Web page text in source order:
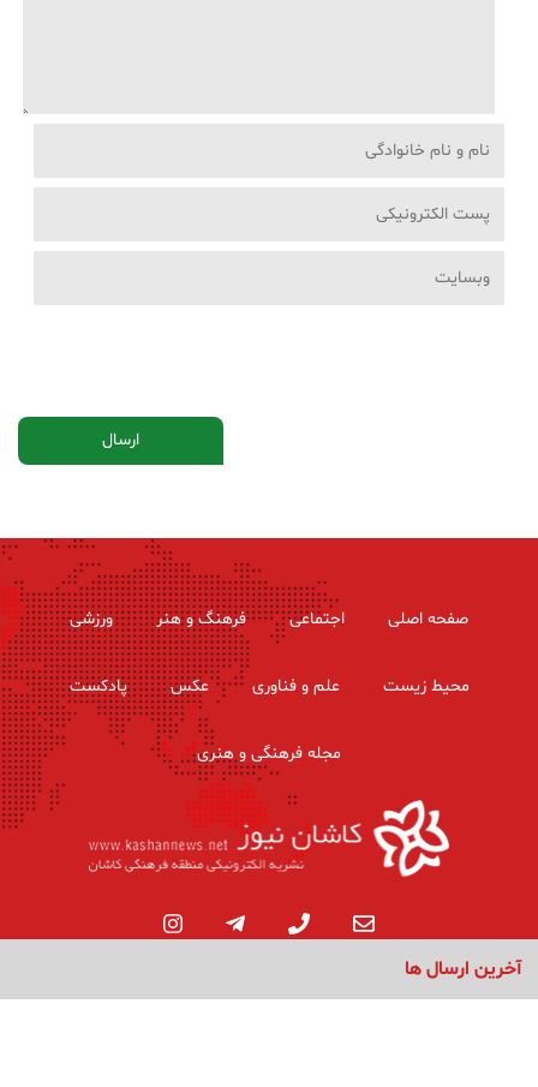
آخرین ارسال ها
صفحه اصلی اجتماعی فرهنگ و هنر ورزشی
محیط زیست علم و فناوری عکس پادکست
مجله فرهنگی و هنری